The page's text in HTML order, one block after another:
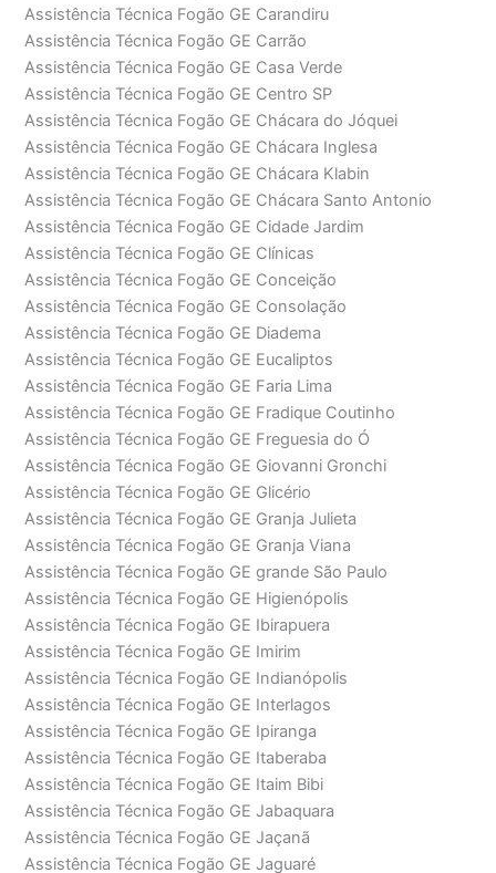
Assistência Técnica Fogão GE Carandiru
Assistência Técnica Fogão GE Carrão
Assistência Técnica Fogão GE Casa Verde
Assistência Técnica Fogão GE Centro SP
Assistência Técnica Fogão GE Chácara do Jóquei
Assistência Técnica Fogão GE Chácara Inglesa
Assistência Técnica Fogão GE Chácara Klabin
Assistência Técnica Fogão GE Chácara Santo Antonio
Assistência Técnica Fogão GE Cidade Jardim
Assistência Técnica Fogão GE Clínicas
Assistência Técnica Fogão GE Conceição
Assistência Técnica Fogão GE Consolação
Assistência Técnica Fogão GE Diadema
Assistência Técnica Fogão GE Eucaliptos
Assistência Técnica Fogão GE Faria Lima
Assistência Técnica Fogão GE Fradique Coutinho
Assistência Técnica Fogão GE Freguesia do Ó
Assistência Técnica Fogão GE Giovanni Gronchi
Assistência Técnica Fogão GE Glicério
Assistência Técnica Fogão GE Granja Julieta
Assistência Técnica Fogão GE Granja Viana
Assistência Técnica Fogão GE grande São Paulo
Assistência Técnica Fogão GE Higienópolis
Assistência Técnica Fogão GE Ibirapuera
Assistência Técnica Fogão GE Imirim
Assistência Técnica Fogão GE Indianópolis
Assistência Técnica Fogão GE Interlagos
Assistência Técnica Fogão GE Ipiranga
Assistência Técnica Fogão GE Itaberaba
Assistência Técnica Fogão GE Itaim Bibi
Assistência Técnica Fogão GE Jabaquara
Assistência Técnica Fogão GE Jaçanã
Assistência Técnica Fogão GE Jaguaré